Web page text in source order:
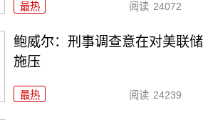
最热 阅读 24072
鲍威尔：刑事调查意在对美联储
施压
最热 阅读 24239